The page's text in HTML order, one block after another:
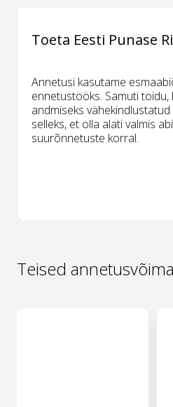
Toeta Eesti Punase
Annetusi kasutame
ennetustööks. Samuti
andmiseks
selleks, et olla alati valmis
suurõnnetuste korral.
Teised